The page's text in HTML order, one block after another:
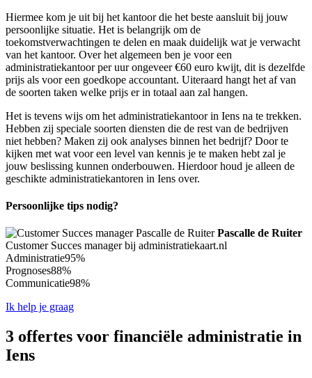
Hiermee kom je uit bij het kantoor die het beste aansluit bij jouw
persoonlijke situatie. Het is belangrijk om de
toekomstverwachtingen te delen en maak duidelijk wat je verwacht
van het kantoor. Over het algemeen ben je voor een
administratiekantoor per uur ongeveer €60 euro kwijt, dit is dezelfde
prijs als voor een goedkope accountant. Uiteraard hangt het af van
de soorten taken welke prijs er in totaal aan zal hangen.
Het is tevens wijs om het administratiekantoor in Iens na te trekken.
Hebben zij speciale soorten diensten die de rest van de bedrijven
niet hebben? Maken zij ook analyses binnen het bedrijf? Door te
kijken met wat voor een level van kennis je te maken hebt zal je
jouw beslissing kunnen onderbouwen. Hierdoor houd je alleen de
geschikte administratiekantoren in Iens over.
Persoonlijke tips nodig?
Pascalle de Ruiter
Customer Succes manager bij administratiekaart.nl
Administratie95%
Prognoses88%
Communicatie98%
Ik help je graag
3 offertes voor financiële administratie in
Iens